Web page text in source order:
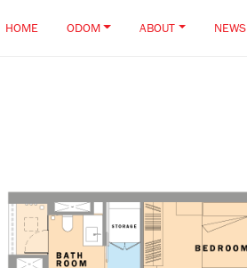
HOME ODOM ABOUT NEWS